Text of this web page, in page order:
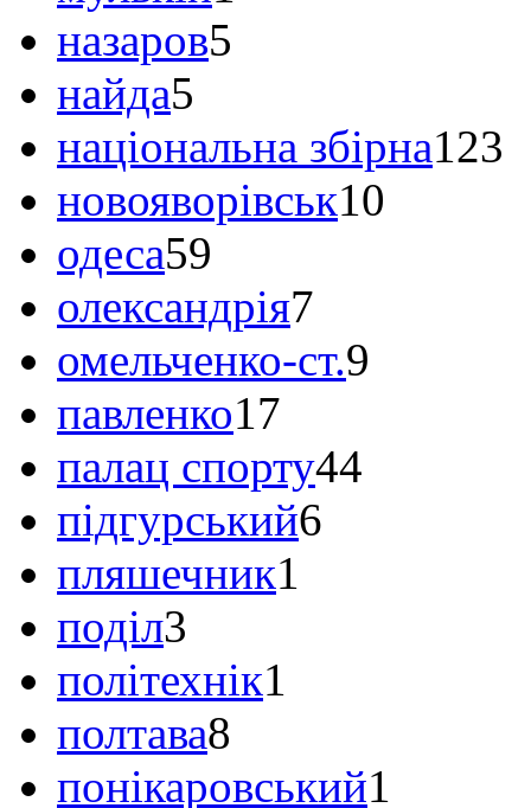
назаров5
найда5
національна збірна123
новояворівськ10
одеса59
олександрія7
омельченко-ст.9
павленко17
палац спорту44
підгурський6
пляшечник1
поділ3
політехнік1
полтава8
понікаровський1